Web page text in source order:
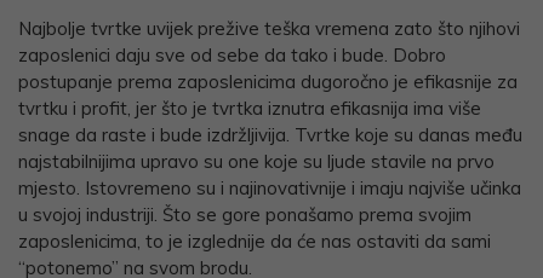
Najbolje tvrtke uvijek prežive teška vremena zato što njihovi
zaposlenici daju sve od sebe da tako i bude. Dobro
postupanje prema zaposlenicima dugoročno je efikasnije za
tvrtku i profit, jer što je tvrtka iznutra efikasnija ima više
snage da raste i bude izdržljivija. Tvrtke koje su danas među
najstabilnijima upravo su one koje su ljude stavile na prvo
mjesto. Istovremeno su i najinovativnije i imaju najviše učinka
u svojoj industriji. Što se gore ponašamo prema svojim
zaposlenicima, to je izglednije da će nas ostaviti da sami
“potonemo” na svom brodu.